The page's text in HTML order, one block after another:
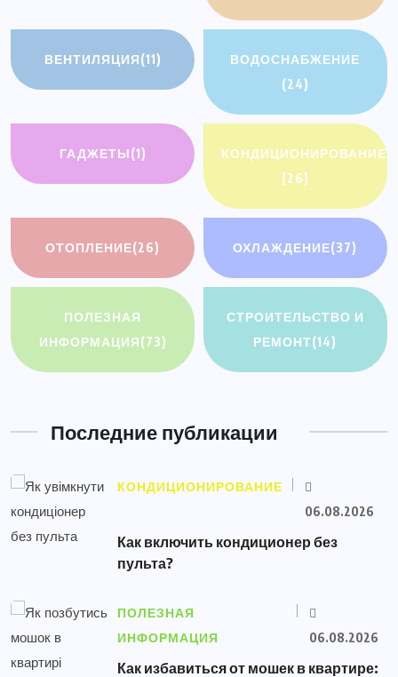
ВЕНТИЛЯЦИЯ(11)
ВОДОСНАБЖЕНИЕ
(24)
ГАДЖЕТЫ(1)
КОНДИЦИОНИРОВАНИЕ
(26)
ОТОПЛЕНИЕ(26) ОХЛАЖДЕНИЕ(37)
ПОЛЕЗНАЯ
ИНФОРМАЦИЯ(73)
СТРОИТЕЛЬСТВО И
РЕМОНТ(14)
Последние публикации
КОНДИЦИОНИРОВАНИЕ
06.08.2026
Как включить кондиционер без
пульта?
ПОЛЕЗНАЯ
ИНФОРМАЦИЯ
06.08.2026
Как избавиться от мошек в квартире: